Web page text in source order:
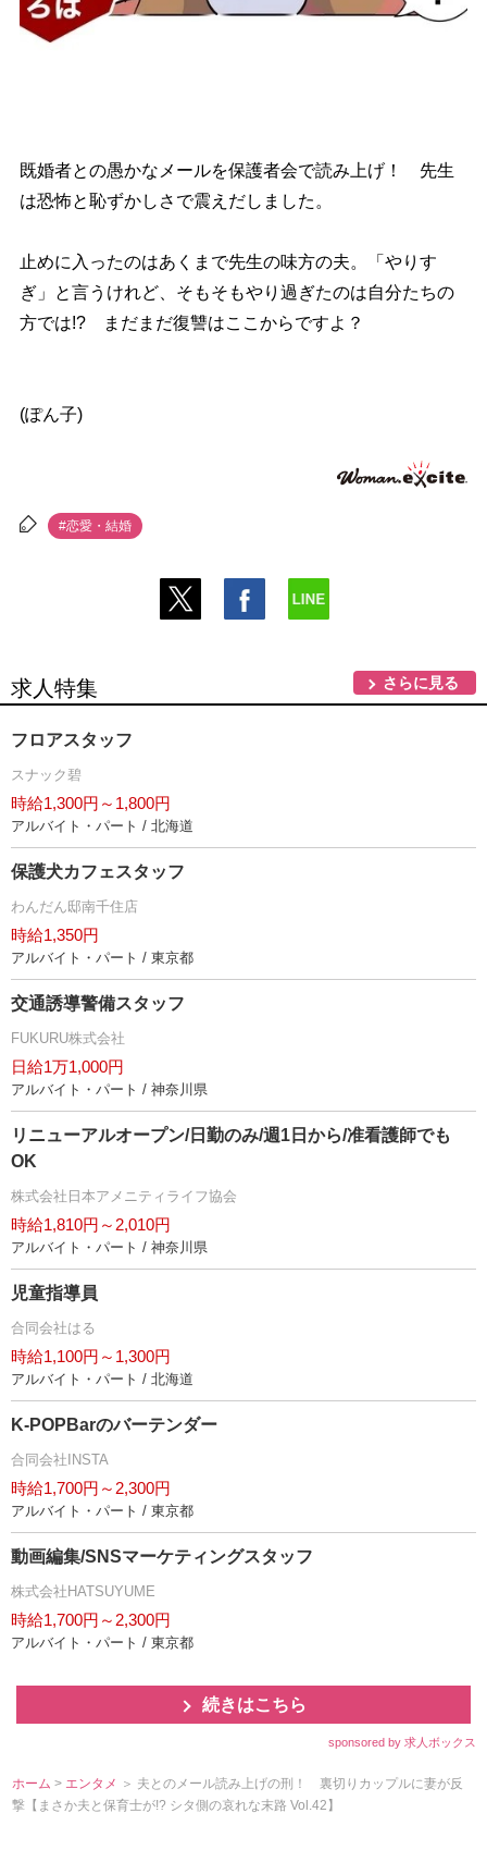
既婚者との愚かなメールを保護者会で読み上げ！ 先生
は恐怖と恥ずかしさで震えだしました。
止めに入ったのはあくまで先生の味方の夫。「やりす
ぎ」と言うけれど、そもそもやり過ぎたのは自分たちの
方では!? まだまだ復讐はここからですよ？
(ぽん子)
#恋愛・結婚
求人特集 さらに見る
フロアスタッフ
スナック碧
時給1,300円～1,800円
アルバイト・パート / 北海道
保護犬カフェスタッフ
わんだん邸南千住店
時給1,350円
アルバイト・パート / 東京都
交通誘導警備スタッフ
FUKURU株式会社
日給1万1,000円
アルバイト・パート / 神奈川県
リニューアルオープン/日勤のみ/週1日から/准看護師でも
OK
株式会社日本アメニティライフ協会
時給1,810円～2,010円
アルバイト・パート / 神奈川県
児童指導員
合同会社はる
時給1,100円～1,300円
アルバイト・パート / 北海道
K-POPBarのバーテンダー
合同会社INSTA
時給1,700円～2,300円
アルバイト・パート / 東京都
動画編集/SNSマーケティングスタッフ
株式会社HATSUYUME
時給1,700円～2,300円
アルバイト・パート / 東京都
続きはこちら
sponsored by 求人ボックス
ホーム > エンタメ ＞ 夫とのメール読み上げの刑！ 裏切りカップルに妻が反
撃【まさか夫と保育士が!? シタ側の哀れな末路 Vol.42】